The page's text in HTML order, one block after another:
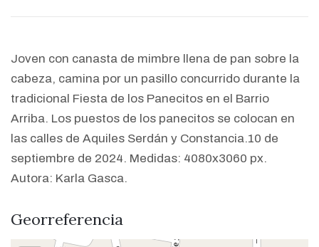
Joven con canasta de mimbre llena de pan sobre la
cabeza, camina por un pasillo concurrido durante la
tradicional Fiesta de los Panecitos en el Barrio
Arriba. Los puestos de los panecitos se colocan en
las calles de Aquiles Serdán y Constancia.10 de
septiembre de 2024. Medidas: 4080x3060 px.
Autora: Karla Gasca.
Georreferencia